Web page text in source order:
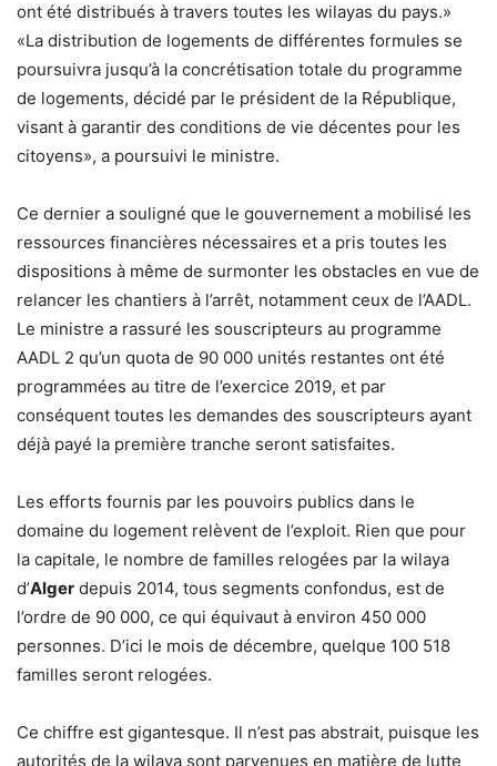
ont été distribués à travers toutes les wilayas du pays.»
«La distribution de logements de différentes formules se
poursuivra jusqu’à la concrétisation totale du programme
de logements, décidé par le président de la République,
visant à garantir des conditions de vie décentes pour les
citoyens», a poursuivi le ministre.
Ce dernier a souligné que le gouvernement a mobilisé les
ressources financières nécessaires et a pris toutes les
dispositions à même de surmonter les obstacles en vue de
relancer les chantiers à l’arrêt, notamment ceux de l’AADL.
Le ministre a rassuré les souscripteurs au programme
AADL 2 qu’un quota de 90 000 unités restantes ont été
programmées au titre de l’exercice 2019, et par
conséquent toutes les demandes des souscripteurs ayant
déjà payé la première tranche seront satisfaites.
Les efforts fournis par les pouvoirs publics dans le
domaine du logement relèvent de l’exploit. Rien que pour
la capitale, le nombre de familles relogées par la wilaya
d’Alger depuis 2014, tous segments confondus, est de
l’ordre de 90 000, ce qui équivaut à environ 450 000
personnes. D’ici le mois de décembre, quelque 100 518
familles seront relogées.
Ce chiffre est gigantesque. Il n’est pas abstrait, puisque les
autorités de la wilaya sont parvenues en matière de lutte